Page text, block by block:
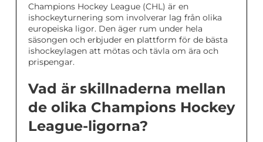
Champions Hockey League (CHL) är en
ishockeyturnering som involverar lag från olika
europeiska ligor. Den äger rum under hela
säsongen och erbjuder en plattform för de bästa
ishockeylagen att mötas och tävla om ära och
prispengar.
Vad är skillnaderna mellan
de olika Champions Hockey
League-ligorna?